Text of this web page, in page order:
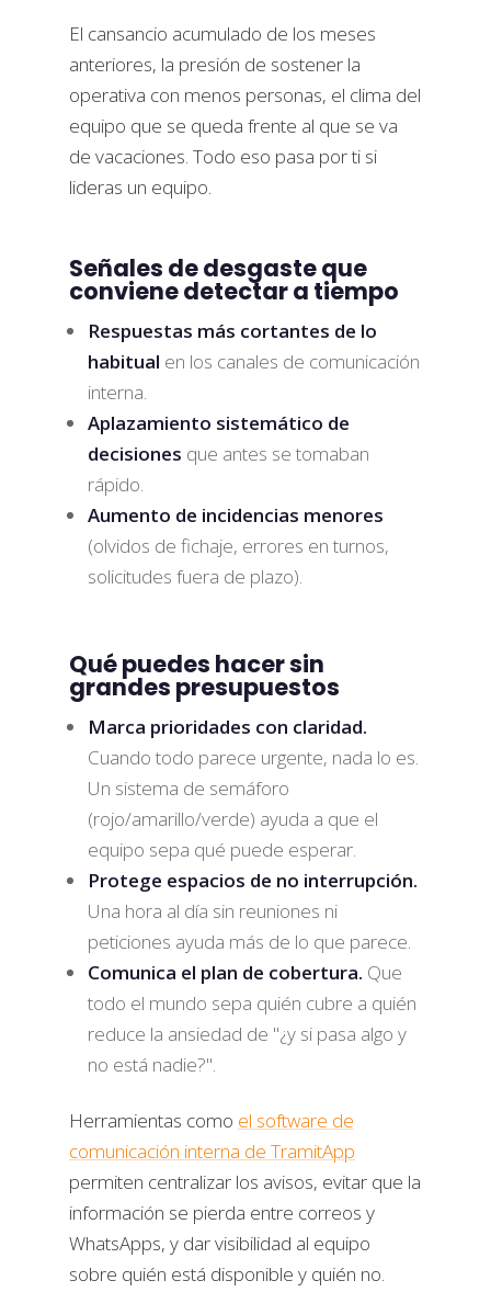
El cansancio acumulado de los meses
anteriores, la presión de sostener la
operativa con menos personas, el clima del
equipo que se queda frente al que se va
de vacaciones. Todo eso pasa por ti si
lideras un equipo.
Señales de desgaste que
conviene detectar a tiempo
Respuestas más cortantes de lo
habitual en los canales de comunicación
interna.
Aplazamiento sistemático de
decisiones que antes se tomaban
rápido.
Aumento de incidencias menores
(olvidos de fichaje, errores en turnos,
solicitudes fuera de plazo).
Qué puedes hacer sin
grandes presupuestos
Marca prioridades con claridad.
Cuando todo parece urgente, nada lo es.
Un sistema de semáforo
(rojo/amarillo/verde) ayuda a que el
equipo sepa qué puede esperar.
Protege espacios de no interrupción.
Una hora al día sin reuniones ni
peticiones ayuda más de lo que parece.
Comunica el plan de cobertura. Que
todo el mundo sepa quién cubre a quién
reduce la ansiedad de "¿y si pasa algo y
no está nadie?".
Herramientas como el software de
comunicación interna de TramitApp
permiten centralizar los avisos, evitar que la
información se pierda entre correos y
WhatsApps, y dar visibilidad al equipo
sobre quién está disponible y quién no.